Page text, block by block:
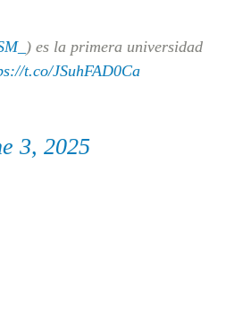
) es la primera universidad
t.co/JSuhFAD0Ca
3, 2025